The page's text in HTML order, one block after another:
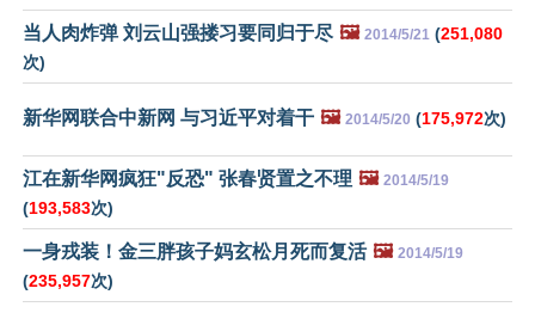
当人肉炸弹 刘云山强搂习要同归于尽 🖼️ 2014/5/21 (251,080
次)
新华网联合中新网 与习近平对着干 🖼️ 2014/5/20 (175,972次)
江在新华网疯狂"反恐" 张春贤置之不理 🖼️ 2014/5/19
(193,583次)
一身戎装！金三胖孩子妈玄松月死而复活 🖼️ 2014/5/19
(235,957次)